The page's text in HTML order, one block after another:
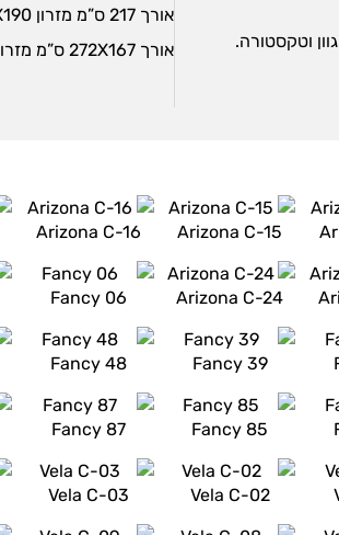
וטקסטורה.
אורך 217 ס”מ מזרון 160X190
אורך 272X167 ס”מ מזרון 140X190 + שזלונג
Arizona C-15
Arizona C-16
Arizona C-24
Fancy 06
Fancy 39
Fancy 48
Fancy 85
Fancy 87
Vela C-02
Vela C-03